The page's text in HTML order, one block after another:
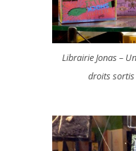
Librairie Jonas –
droits sortis